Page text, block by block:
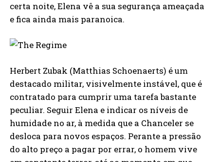
certa noite, Elena vê a sua segurança ameaçada
e fica ainda mais paranoica.
Herbert Zubak (Matthias Schoenaerts) é um
destacado militar, visivelmente instável, que é
contratado para cumprir uma tarefa bastante
peculiar. Seguir Elena e indicar os níveis de
humidade no ar, à medida que a Chanceler se
desloca para novos espaços. Perante a pressão
do alto preço a pagar por errar, o homem vive